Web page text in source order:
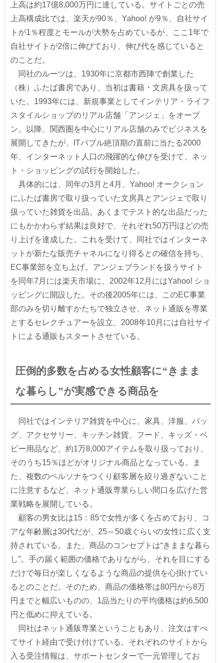
上高は約17億8,000万円に達している。サイトごとの売
上高構成比では、楽天が90％、Yahoo! が9％、自社サイ
トが1％程度とモールが大勢を占めているが、ここ1年で
自社サイトが2倍に伸びており、伸び代を感じていると
のことだ。
同社のルーツは、1930年に京都市西陣で創業した
（株）ふたば書房であり、当初は書籍・文房具を扱って
いた。1993年には、新規事業としてインテリア・ライフ
スタイルショップのリアル店舗「アンジェ」をオープ
ン。以降、関西圏を中心にリアル店舗のみでビジネスを
展開してきたが、ITバブル絶頂期の直前に当たる2000
年、インターネット人口の飛躍的な伸びを受けて、ネッ
ト・ショッピングの試行を開始した。
具体的には、同年の3月と4月、Yahoo! オークション
にふたば書房で取り扱っていた文房具とアンジェで取り
扱っていた雑貨を出品。あくまでテスト的な出品だった
にもかかわらず結果は良好で、それぞれ50万円ほどの売
り上げを達成した。これを受けて、同社ではインターネ
ットが新たな販売チャネルになり得るとの確信を持ち、
EC事業部を立ち上げ。アンジェブランドを扱うサイト
を同年7月には楽天市場に、2002年12月にはYahoo! ショ
ッピングに開設した。その後2005年には、このEC事業
部のみを切り離すかたちで独立させ、ネット通販を専業
とするセレクチュアーを設立、2008年10月には自社サイ
トによる通販もスタートさせている。
圧倒的多数を占める女性顧客に“きまま
な暮らし”が実感できる商品を
同社ではインテリア雑貨を中心に、家具、洋服、バッ
グ、アクセサリー、キッチン雑貨、フード、キッズ・ベ
ビー用品など、約1万8,000アイテムを取り扱っており、
そのうち15％ほどがオリジナル商品となっている。ま
た、複数のペルソナをつくり顧客層を絞り過ぎないこと
に注意するなど、ネット通販専業らしい間口を広げた営
業戦略を展開している。
顧客の男女比は15：85で女性が多くを占めており、コ
アな年齢層は30代だが、25～50歳ぐらいの女性に広く支
持されている。また、商品のコンセプトは“きままな暮ら
し”。手の届く範囲の価格でありながら、それを目にする
だけで毎日が楽しくなるような商品の提供を心掛けてい
るとのことだ。そのため、商品の価格帯は80円から8万
円までと幅広いものの、1品当たりの平均価格は約6,500
円と低めに抑えている。
同社はネット通販専業ということもあり、注文はすべ
てサイト経由で受け付けている。それぞれのサイトから
入る受注情報は、サポートセンターで一元管理してお